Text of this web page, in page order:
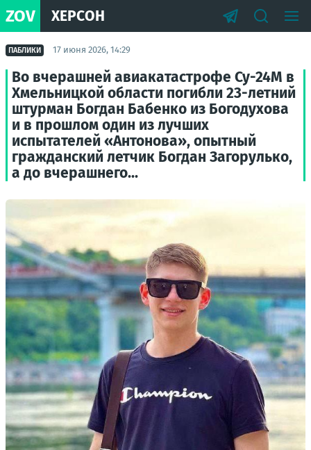
ZOV ХЕРСОН
ПАБЛИКИ 17 июня 2026, 14:29
Во вчерашней авиакатастрофе Су-24М в
Хмельницкой области погибли 23-летний
штурман Богдан Бабенко из Богодухова
и в прошлом один из лучших
испытателей «Антонова», опытный
гражданский летчик Богдан Загорулько,
а до вчерашнего...